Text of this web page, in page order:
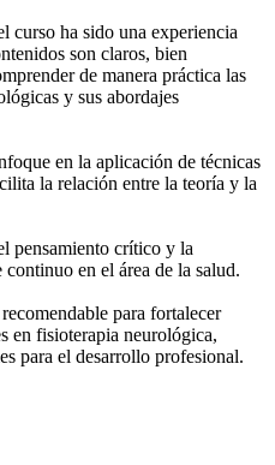
curso ha sido una experiencia
son claros, bien
de manera práctica las
у sus abordajes
en la aplicación de técnicas
la relación entre la teoría y la
pensamiento crítico y la
en el área de la salud.
para fortalecer
en fisioterapia neurológica,
para el desarrollo profesional.